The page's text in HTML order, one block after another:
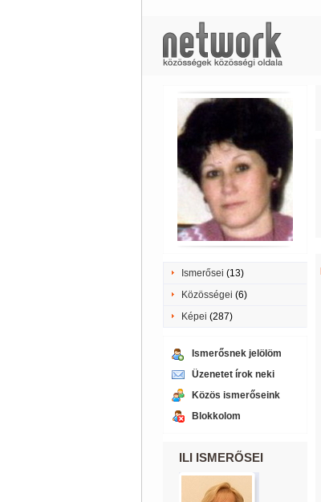
Ismerősei (13)
Közösségei (6)
Képei (287)
Ismerősnek jelölöm
Üzenetet írok neki
Közös ismerőseink
Blokkolom
ILI ISMERŐSEI